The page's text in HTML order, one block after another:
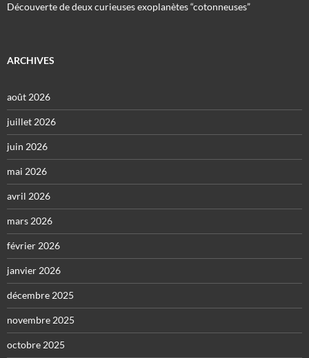
Découverte de deux curieuses exoplanètes “cotonneuses”
ARCHIVES
août 2026
juillet 2026
juin 2026
mai 2026
avril 2026
mars 2026
février 2026
janvier 2026
décembre 2025
novembre 2025
octobre 2025